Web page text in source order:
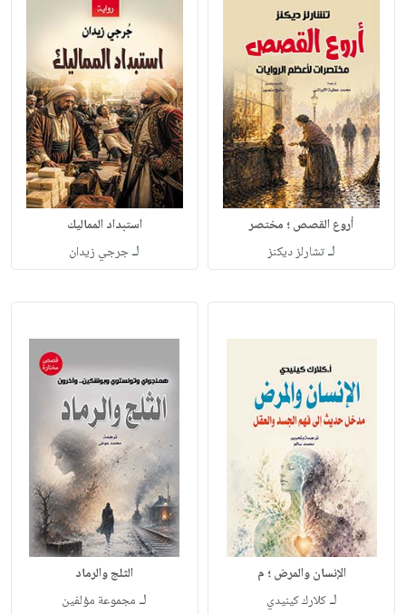
أروع القصص ؛ مختصر
لـتشارلز ديكنز
استبداد المماليك
لـجرجي زيدان
الإنسان والمرض ؛ م
لـكلارك كينيدي
الثلج والرماد
لـ مجموعة مؤلفين